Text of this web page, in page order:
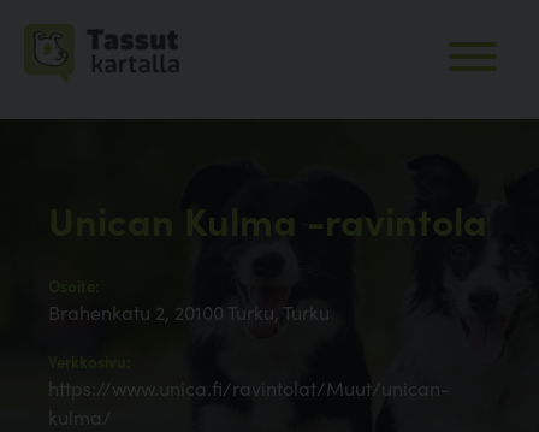
Unican Kulma -ravintola
Brahenkatu 2, 20100 Turku, Turku
https://www.unica.fi/ravintolat/Muut/unican-
kulma/